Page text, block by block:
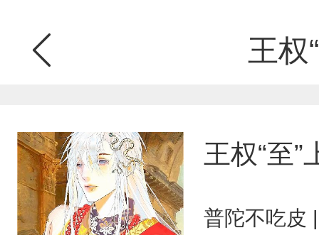
王权
王权“至”
普陀不吃皮